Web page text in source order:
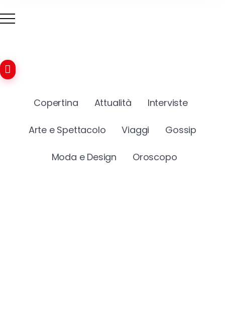
Copertina Attualità Interviste
Arte e Spettacolo Viaggi Gossip
Moda e Design Oroscopo